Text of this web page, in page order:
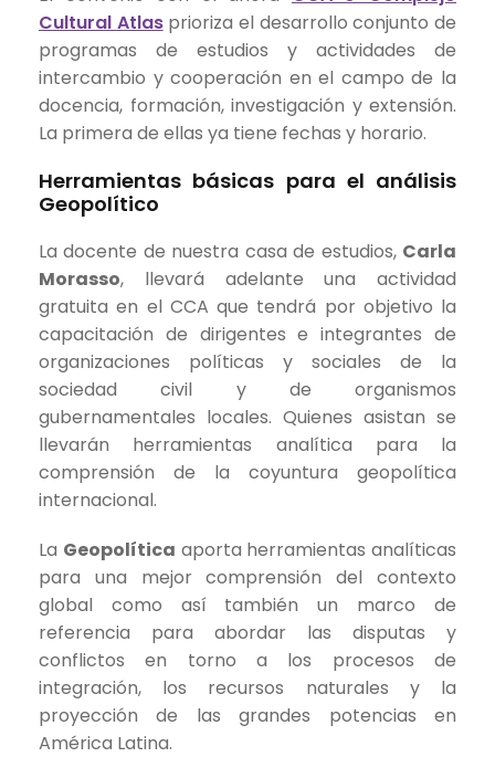
Cultural Atlasprioriza el desarrollo conjunto de
programas de estudios y actividades de
intercambio y cooperación en el campo de la
docencia, formación, investigación y extensión.
La primera de ellas ya tiene fechas y horario.
Herramientas básicas para el análisis
Geopolítico
La docente de nuestra casa de estudios, Carla
Morasso, llevará adelante una actividad
gratuita en el CCA que tendrá por objetivo la
capacitación de dirigentes e integrantes de
organizaciones políticas y sociales de la
sociedad civil y de organismos
gubernamentales locales. Quienes asistan se
llevarán herramientas analítica para la
comprensión de la coyuntura geopolítica
internacional.
La Geopolítica aporta herramientas analíticas
para una mejor comprensión del contexto
global como así también un marco de
referencia para abordar las disputas y
conflictos en torno a los procesos de
integración, los recursos naturales y la
proyección de las grandes potencias en
América Latina.